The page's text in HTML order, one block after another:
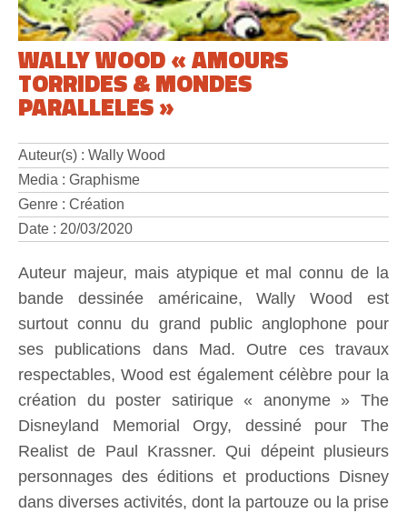
WALLY WOOD « AMOURS
TORRIDES & MONDES
PARALLELES »
Auteur(s) : Wally Wood
Media : Graphisme
Genre : Création
Date : 20/03/2020
Auteur majeur, mais atypique et mal connu de la
bande dessinée américaine, Wally Wood est
surtout connu du grand public anglophone pour
ses publications dans Mad. Outre ces travaux
respectables, Wood est également célèbre pour la
création du poster satirique « anonyme » The
Disneyland Memorial Orgy, dessiné pour The
Realist de Paul Krassner. Qui dépeint plusieurs
personnages des éditions et productions Disney
dans diverses activités, dont la partouze ou la prise